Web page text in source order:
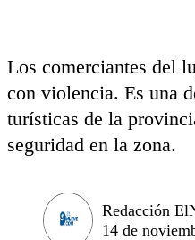
Los comerciantes del
con violencia. Es una
turísticas de la
seguridad en la zona.
Redacción
14 de